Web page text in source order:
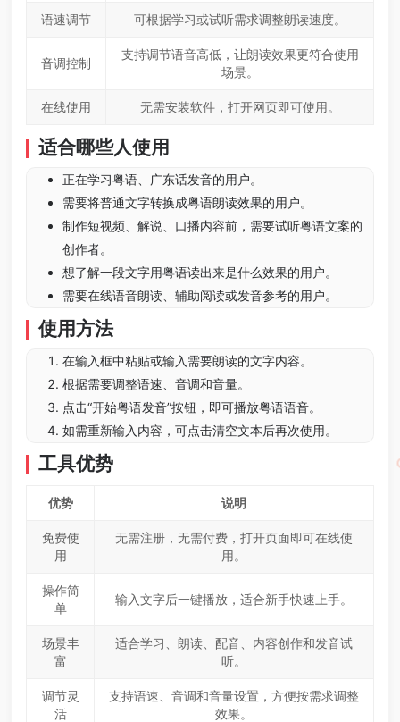
语速调节 可根据学习或试听需求调整朗读速度。
音调控制
支持调节语音高低，让朗读效果更符合使用
场景。
在线使用 无需安装软件，打开网页即可使用。
适合哪些人使用
正在学习粤语、广东话发音的用户。
需要将普通文字转换成粤语朗读效果的用户。
制作短视频、解说、口播内容前，需要试听粤语文案的
创作者。
想了解一段文字用粤语读出来是什么效果的用户。
需要在线语音朗读、辅助阅读或发音参考的用户。
使用方法
在输入框中粘贴或输入需要朗读的文字内容。
根据需要调整语速、音调和音量。
点击“开始粤语发音”按钮，即可播放粤语语音。
如需重新输入内容，可点击清空文本后再次使用。
工具优势
优势 说明
免费使
用
无需注册，无需付费，打开页面即可在线使
用。
操作简
单
输入文字后一键播放，适合新手快速上手。
场景丰
富
适合学习、朗读、配音、内容创作和发音试
听。
调节灵
活
支持语速、音调和音量设置，方便按需求调整
效果。